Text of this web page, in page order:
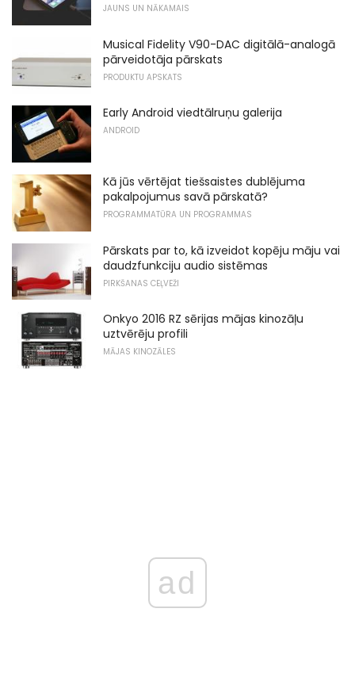
JAUNS UN NĀKAMAIS
Musical Fidelity V90-DAC digitālā-analogā
pārveidotāja pārskats
PRODUKTU APSKATS
Early Android viedtālruņu galerija
ANDROID
Kā jūs vērtējat tiešsaistes dublējuma
pakalpojumus savā pārskatā?
PROGRAMMATŪRA UN PROGRAMMAS
Pārskats par to, kā izveidot kopēju māju vai
daudzfunkciju audio sistēmas
PIRKŠANAS CEĻVEŽI
Onkyo 2016 RZ sērijas mājas kinozāļu
uztvērēju profili
MĀJAS KINOZĀLES
ad